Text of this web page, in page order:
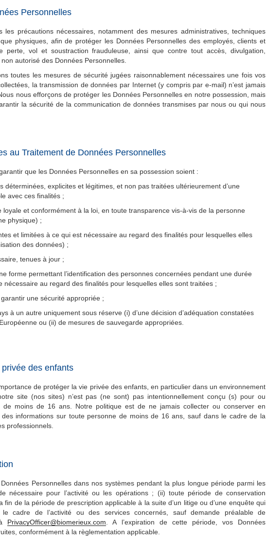
Personnelles
les précautions nécessaires, notamment des mesures administratives, techniques
physiques, afin de protéger les Données Personnelles des employés, clients et
perte, vol et soustraction frauduleuse, ainsi que contre tout accès, divulgation,
autorisé des Données Personnelles.
toutes les mesures de sécurité jugées raisonnablement nécessaires une fois vos
la transmission de données par Internet (y compris par e-mail) n’est jamais
nous efforçons de protéger les Données Personnelles en notre possession, mais
la sécurité de la communication de données transmises par nous ou qui nous
au Traitement de Données Personnelles
que les Données Personnelles en sa possession soient :
déterminées, explicites et légitimes, et non pas traitées ultérieurement d’une
avec ces finalités ;
loyale et conformément à la loi, en toute transparence vis-à-vis de la personne
physique) ;
et limitées à ce qui est nécessaire au regard des finalités pour lesquelles elles
des données) ;
tenues à jour ;
forme permettant l’identification des personnes concernées pendant une durée
nécessaire au regard des finalités pour lesquelles elles sont traitées ;
une sécurité appropriée ;
à un autre uniquement sous réserve (i) d’une décision d’adéquation constatées
ou (ii) de mesures de sauvegarde appropriées.
des enfants
de protéger la vie privée des enfants, en particulier dans un environnement
site (nos sites) n’est pas (ne sont) pas intentionnellement conçu (s) pour ou
de moins de 16 ans. Notre politique est de ne jamais collecter ou conserver en
informations sur toute personne de moins de 16 ans, sauf dans le cadre de la
professionnels.
Personnelles dans nos systèmes pendant la plus longue période parmi les
nécessaire pour l’activité ou les opérations ; (ii) toute période de conservation
fin de la période de prescription applicable à la suite d’un litige ou d’une enquête qui
cadre de l’activité ou des services concernés, sauf demande préalable de
PrivacyOfficer@biomerieux.com . A l’expiration de cette période, vos Données
conformément à la règlementation applicable.